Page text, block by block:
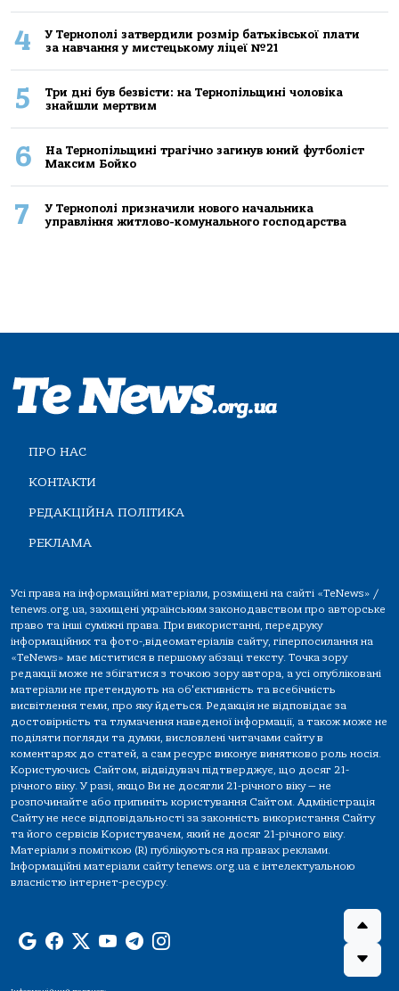
4
У Тернополі затвердили розмір батьківської плати
за навчання у мистецькому ліцеї №21
5
Три дні був безвісти: на Тернопільщині чоловіка
знайшли мертвим
6
На Тернопільщині трагічно загинув юний футболіст
Максим Бойко
7
У Тернополі призначили нового начальника
управління житлово-комунального господарства
ПРО НАС
КОНТАКТИ
РЕДАКЦІЙНА ПОЛІТИКА
РЕКЛАМА
Усі права на інформаційні матеріали, розміщені на сайті «TeNews» /
tenews.org.ua, захищені українським законодавством про авторське
право та інші суміжні права. При використанні, передруку
інформаційних та фото-,відеоматеріалів сайту, гіперпосилання на
«TeNews» має міститися в першому абзаці тексту. Точка зору
редакції може не збігатися з точкою зору автора, а усі опубліковані
матеріали не претендують на об'єктивність та всебічність
висвітлення теми, про яку йдеться. Редакція не відповідає за
достовірність та тлумачення наведеної інформації, а також може не
поділяти погляди та думки, висловлені читачами сайту в
коментарях до статей, а сам ресурс виконує винятково роль носія.
Користуючись Сайтом, відвідувач підтверджує, що досяг 21-
річного віку. У разі, якщо Ви не досягли 21-річного віку — не
розпочинайте або припиніть користування Сайтом. Адміністрація
Сайту не несе відповідальності за законність використання Сайту
та його сервісів Користувачем, який не досяг 21-річного віку.
Матеріали з поміткою (R) публікуються на правах реклами.
Інформаційні матеріали сайту tenews.org.ua є інтелектуальною
власністю інтернет-ресурсу.